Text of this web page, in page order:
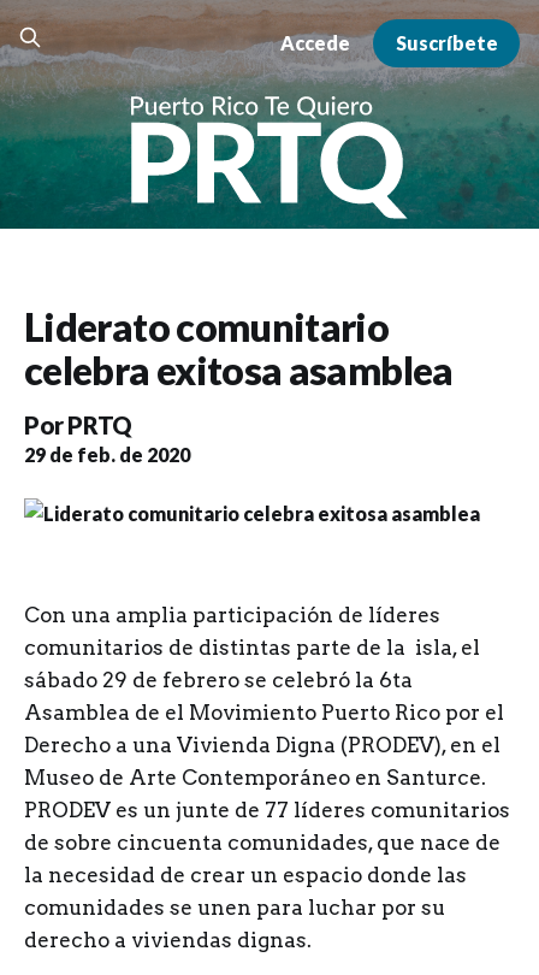
Accede Suscríbete
Liderato comunitario
celebra exitosa asamblea
PorPRTQ
29 de feb. de 2020
Con una amplia participación de líderes
comunitarios de distintas parte de la isla, el
sábado 29 de febrero se celebró la 6ta
Asamblea de el Movimiento Puerto Rico por el
Derecho a una Vivienda Digna (PRODEV), en el
Museo de Arte Contemporáneo en Santurce.
PRODEV es un junte de 77 líderes comunitarios
de sobre cincuenta comunidades, que nace de
la necesidad de crear un espacio donde las
comunidades se unen para luchar por su
derecho a viviendas dignas.